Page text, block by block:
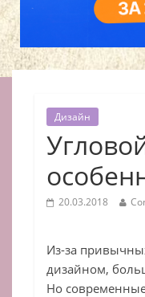
Дизайн
20.03.2018
Из-за
дизайном,
Но